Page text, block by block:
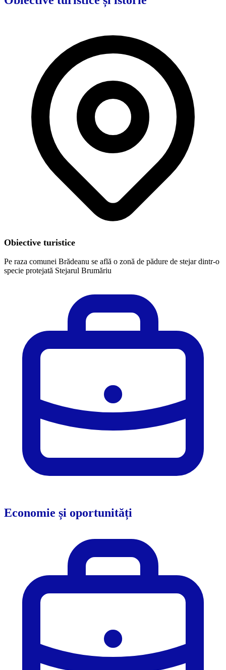
Obiective turistice
Pe raza comunei Brădeanu se află o zonă de pădure de stejar dintr-o
specie protejată Stejarul Brumăriu
Economie și oportunități